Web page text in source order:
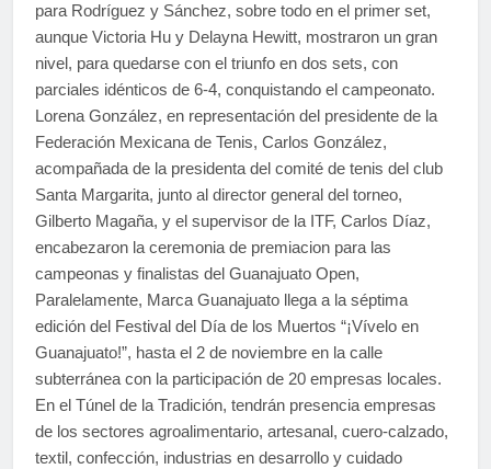
para Rodríguez y Sánchez, sobre todo en el primer set,
aunque Victoria Hu y Delayna Hewitt, mostraron un gran
nivel, para quedarse con el triunfo en dos sets, con
parciales idénticos de 6-4, conquistando el campeonato.
Lorena González, en representación del presidente de la
Federación Mexicana de Tenis, Carlos González,
acompañada de la presidenta del comité de tenis del club
Santa Margarita, junto al director general del torneo,
Gilberto Magaña, y el supervisor de la ITF, Carlos Díaz,
encabezaron la ceremonia de premiacion para las
campeonas y finalistas del Guanajuato Open,
Paralelamente, Marca Guanajuato llega a la séptima
edición del Festival del Día de los Muertos “¡Vívelo en
Guanajuato!”, hasta el 2 de noviembre en la calle
subterránea con la participación de 20 empresas locales.
En el Túnel de la Tradición, tendrán presencia empresas
de los sectores agroalimentario, artesanal, cuero-calzado,
textil, confección, industrias en desarrollo y cuidado